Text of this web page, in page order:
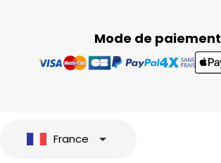
Mode de paiement
France